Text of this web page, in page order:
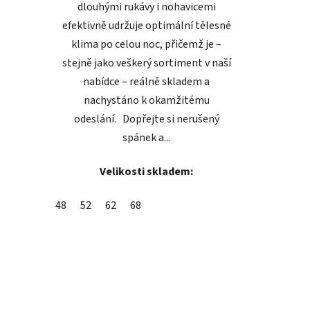
dlouhými rukávy i nohavicemi
efektivně udržuje optimální tělesné
klima po celou noc, přičemž je –
stejně jako veškerý sortiment v naší
nabídce – reálně skladem a
nachystáno k okamžitému
odeslání. Dopřejte si nerušený
spánek a...
Velikosti skladem:
48 52 62 68